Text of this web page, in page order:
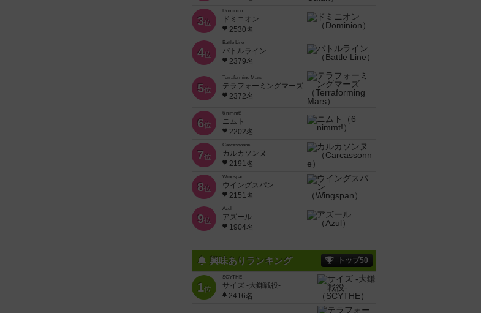
3位
Dominion
ドミニオン
2530名
4位
Battle Line
バトルライン
2379名
5位
Terraforming Mars
テラフォーミングマーズ
2372名
6位
6 nimmt!
ニムト
2202名
7位
Carcassonne
カルカソンヌ
2191名
8位
Wingspan
ウイングスパン
2151名
9位
Azul
アズール
1904名
興味ありランキング トップ50
1位
SCYTHE
サイズ -大鎌戦役-
2416名